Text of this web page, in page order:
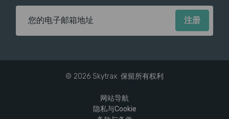
电子邮箱地址
© 2026 Skytrax. 保留所有权利
网站导航
隐私与Cookie